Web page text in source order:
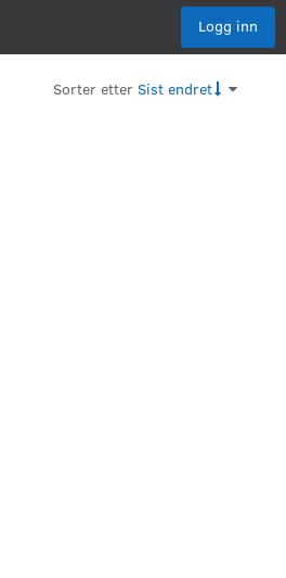
Logg inn
Sorter etter Sist endret